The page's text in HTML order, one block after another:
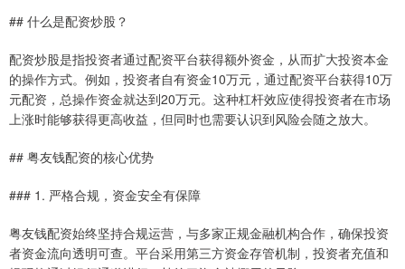
## 什么是配资炒股？
配资炒股是指投资者通过配资平台获得额外资金，从而扩大投资本金
的操作方式。例如，投资者自有资金10万元，通过配资平台获得10万
元配资，总操作资金就达到20万元。这种杠杆效应使得投资者在市场
上涨时能够获得更高收益，但同时也需要认识到风险会随之放大。
## 粤友钱配资的核心优势
### 1. 严格合规，资金安全有保障
粤友钱配资始终坚持合规运营，与多家正规金融机构合作，确保投资
者资金流向透明可查。平台采用第三方资金存管机制，投资者充值和